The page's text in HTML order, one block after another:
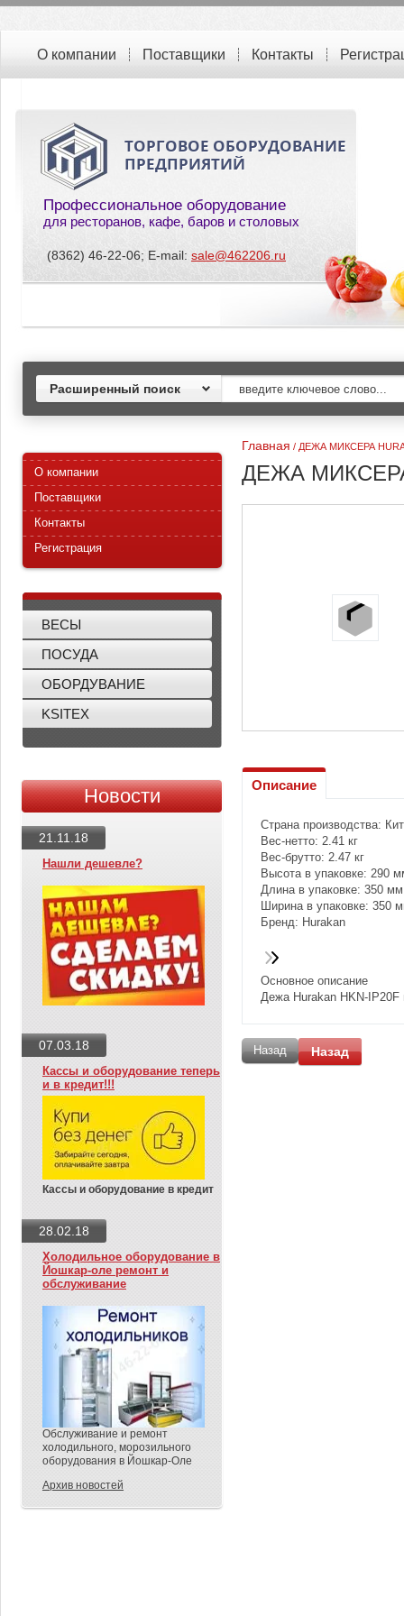
ТОРГОВОЕ ОБОРУДОВАНИЕ
ПРЕДПРИЯТИЙ
Профессиональное оборудование
для ресторанов, кафе, баров и столовых
(8362) 46-22-06; E-mail: sale@462206.ru
О компании Поставщики Контакты
Расширенный поиск
Главная / ДЕЖА МИКСЕРА
ДЕЖА МИКСЕРА
Описание
Страна производства:
Вес-нетто: 2.41 кг
Вес-брутто: 2.47 кг
Высота в упаковке: 290
Длина в упаковке: 350 мм
Ширина в упаковке: 350
Бренд: Hurakan
Основное описание
Дежа Hurakan HKN-IP20F
Назад Назад
О компании
Поставщики
Контакты
Регистрация
ВЕСЫ
ПОСУДА
ОБОРДУВАНИЕ
KSITEX
Новости
21.11.18
Нашли дешевле?
07.03.18
Кассы и оборудование теперь
и в кредит!!!
Кассы и оборудование в кредит
28.02.18
Холодильное оборудование в
Йошкар-оле ремонт и
обслуживание
Обслуживание и ремонт
холодильного, морозильного
оборудования в Йошкар-Оле
Архив новостей